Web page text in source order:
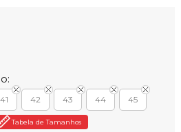
41 42 43 44 45
Tabela de Tamanhos